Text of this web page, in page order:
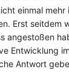
einmal mehr
Erst seitdem
angestoßen
Entwicklung im
Antwort